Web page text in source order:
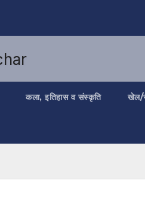
कला, इतिहास व संस्कृति खेल/